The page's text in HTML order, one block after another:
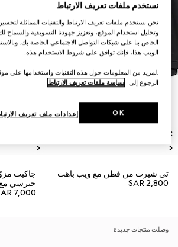
تي شيرت من قطن مع ويب باهت
SAR 2,800
جاكيت
جيرسي
7,000
وصلت منتجات جديدة
نستخدم ملفات تعريف الارتباط
نحن نستخدم ملفات تعريف الارتباط والتقنيات المماثلة
وتحليل استخدام الموقع، وتعزيز جهودنا التسويقية والسماح
الخاص بنا على شبكات التواصل الاجتماعي الخاصة بك.
الويب هذا، فإنك توافق على شروط الاستخدام هذه.
.لمزيد من المعلومات حول هذه التقنيات واستخدامها على
الرجوع إلى سياسة ملفات تعريف الارتباط
إعدادات ملف تعريف OK